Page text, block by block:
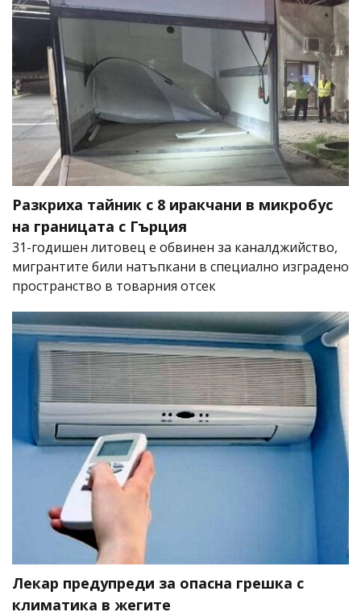
Разкриха тайник с 8 иракчани в микробус
на границата с Гърция
31-годишен литовец е обвинен за каналджийство,
мигрантите били натъпкани в специално изградено
пространство в товарния отсек
Лекар предупреди за опасна грешка с
климатика в жегите